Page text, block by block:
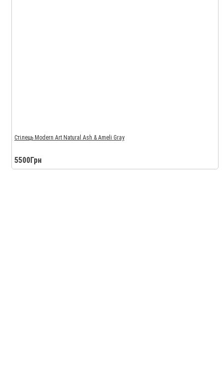
Стілець Modern Art Natural Ash & Ameli Gray
5500Грн